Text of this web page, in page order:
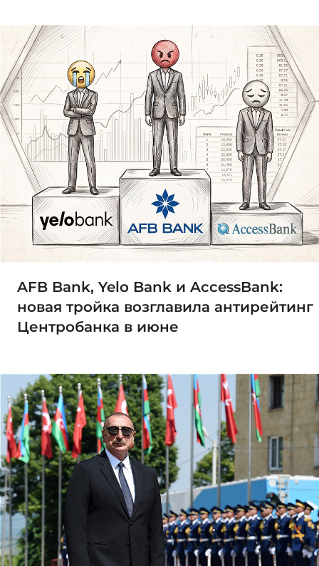
AFB Bank, Yelo Bank и AccessBank:
новая тройка возглавила антирейтинг
Центробанка в июне